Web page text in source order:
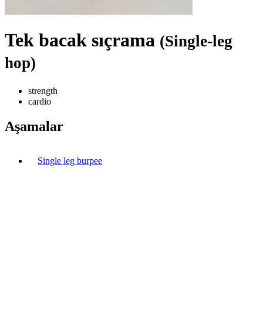
Tek bacak sıçrama (Single-leg
hop)
strength
cardio
Aşamalar
Single leg burpee